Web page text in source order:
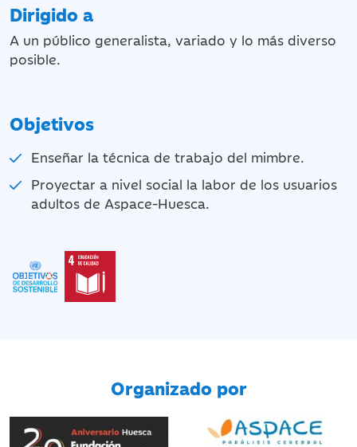
Dirigido a
A un público generalista, variado y lo más diverso
posible.
Objetivos
Enseñar la técnica de trabajo del mimbre.
Proyectar a nivel social la labor de los usuarios
adultos de Aspace-Huesca.
Organizado por